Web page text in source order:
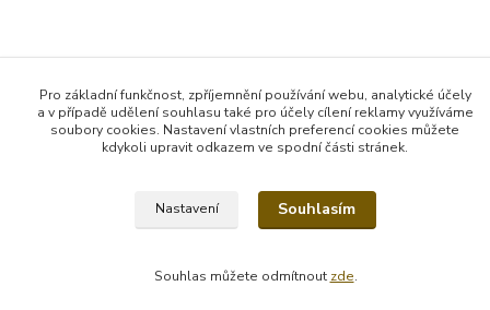
Vytvořeno na Eshop-rychle.cz
Pro základní funkčnost, zpříjemnění používání webu, analytické účely
a v případě udělení souhlasu také pro účely cílení reklamy využíváme
soubory cookies. Nastavení vlastních preferencí cookies můžete
kdykoli upravit odkazem ve spodní části stránek.
Nastavení Souhlasím
Souhlas můžete odmítnout zde.